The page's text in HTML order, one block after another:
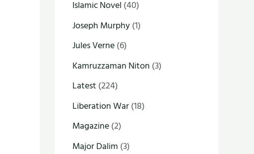
Islamic Novel (40)
Joseph Murphy(1)
Jules Verne(6)
Kamruzzaman Niton (3)
Latest (224)
Liberation War(18)
Magazine(2)
Major Dalim (3)